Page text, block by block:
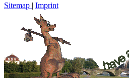
Sitemap | Imprint